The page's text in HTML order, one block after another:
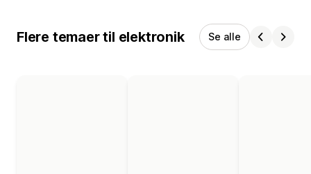
Flere temaer til elektronik Se alle